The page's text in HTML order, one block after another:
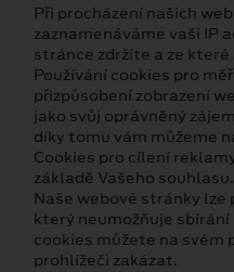
Při procházení našich
zaznamenáváme vaši IP
stránce zdržíte a ze
Používání cookies pro
přizpůsobení zobrazení
jako svůj oprávněný
díky tomu vám můžeme
Cookies pro cílení
základě Vašeho souhlasu.
Naše webové stránky
který neumožňuje
cookies můžete na
prohlížeči zakázat.